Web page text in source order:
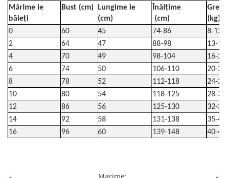
Mărime ie
băieți
Bust (cm)
Lungime ie
(cm)
Înălțime
(cm)
(kg)
0
60 45 74-86
8-12
2
64 47 88-98
13-16
4
70 49 98-104
16-20
6
74 50 106-110
20-24
8
78 52 112-118
24-28
10
80 54 118-125
28-32
12
86 56 125-130
32-35
14
92 58 131-138
35-40
16
96 60 139-148 40-48